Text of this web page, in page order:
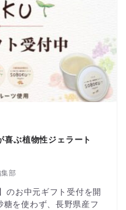
喜ぶ植物性ジェラート
部
のお中元ギフト受付を開
を使わず、長野県産フ